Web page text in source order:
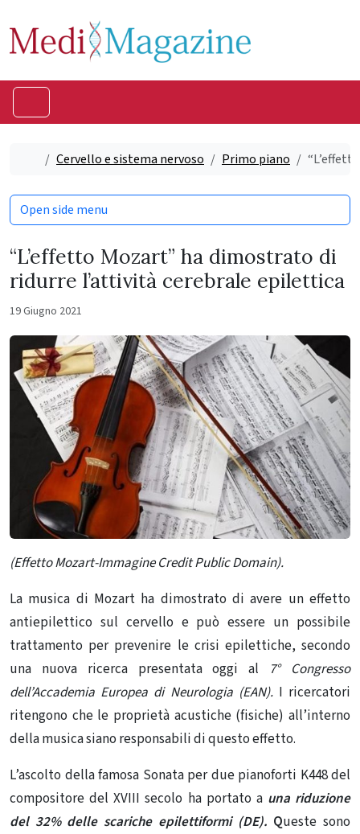
Home
Cervello e sistema nervoso Primo piano
“L’effetto Mozart” ha dimostrato di
ridurre l’attività cerebrale epilettica
19 Giugno 2021
(Effetto Mozart-Immagine Credit Public Domain).
La musica di Mozart ha dimostrato di avere un effetto
antiepilettico sul cervello e può essere un possibile
trattamento per prevenire le crisi epilettiche, secondo
una nuova ricerca presentata oggi al
7° Congresso
dell’Accademia Europea di Neurologia (EAN). I ricercatori
ritengono che le proprietà acustiche (fisiche) all’interno
della musica siano responsabili di questo effetto.
L’ascolto della famosa Sonata per due pianoforti K448 del
compositore del XVIII secolo ha portato auna riduzione
del 32% delle scariche epilettiformi (DE). Queste sono
Open side menu